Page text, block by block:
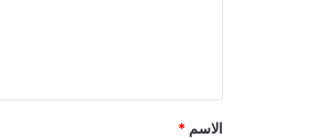
*
الاسم *